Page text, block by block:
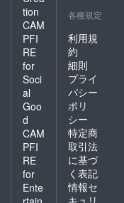
tion
CAM
PFI
RE
for
Soci
al
Goo
d
CAM
PFI
RE
for
Ente
各種規定
利用規
約
細則
プライ
バシー
ポリ
シー
特定商
取引法
に基づ
く表記
情報セ